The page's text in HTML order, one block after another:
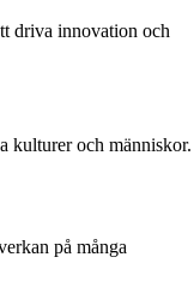
driva innovation och
kulturer och människor.
på många